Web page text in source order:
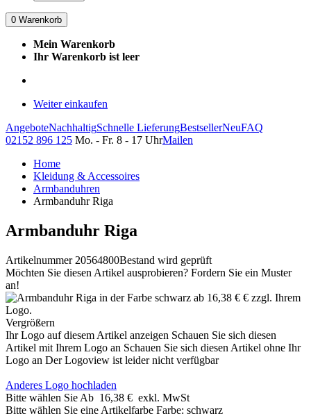
0 Warenkorb
Mein Warenkorb
Ihr Warenkorb ist leer
Weiter einkaufen
AngeboteNachhaltigSchnelle LieferungBestsellerNeuFAQ
02152 896 125 Mo. - Fr. 8 - 17 UhrMailen
Home
Kleidung & Accessoires
Armbanduhren
Armbanduhr Riga
Armbanduhr Riga
Artikelnummer 20564800Bestand wird geprüft
Möchten Sie diesen Artikel ausprobieren? Fordern Sie ein Muster
an!
Vergrößern
Ihr Logo auf diesem Artikel anzeigen Schauen Sie sich diesen
Artikel mit Ihrem Logo an Schauen Sie sich diesen Artikel ohne Ihr
Logo an Der Logoview ist leider nicht verfügbar
Anderes Logo hochladen
Bitte wählen Sie Ab 16,38 € exkl. MwSt
Bitte wählen Sie eine Artikelfarbe Farbe: schwarz